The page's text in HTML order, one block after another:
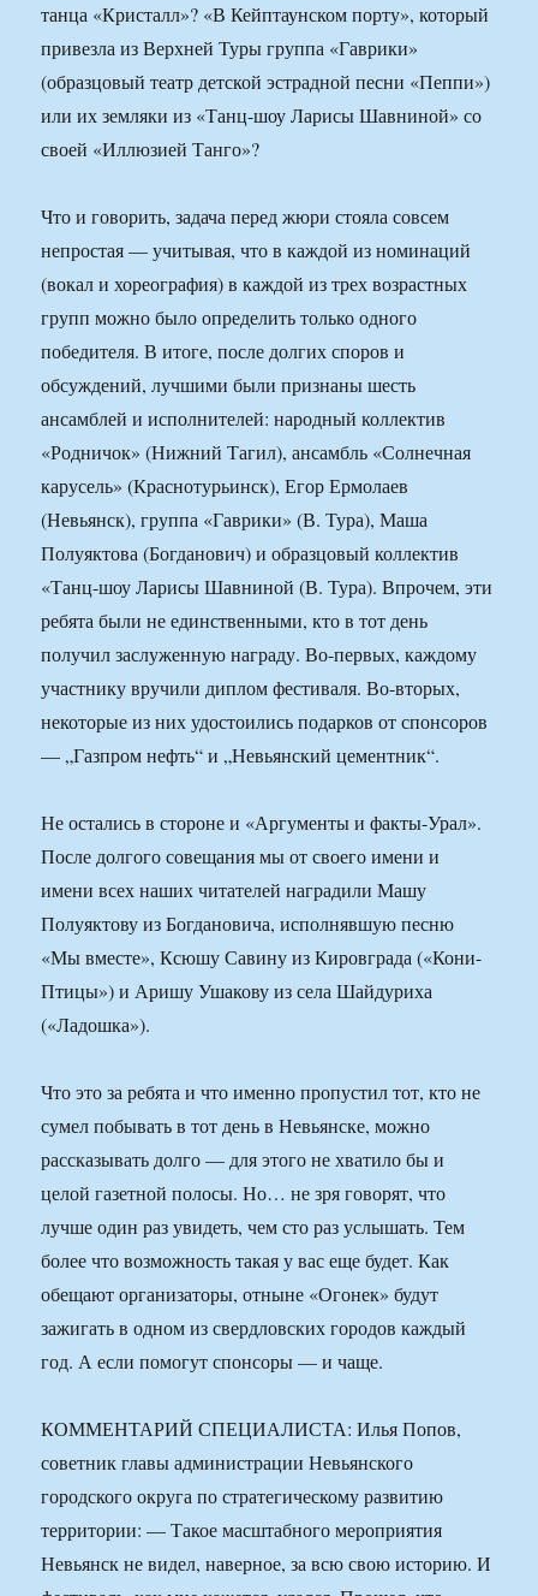
танца «Кристалл»? «В Кейптаунском порту», который
привезла из Верхней Туры группа «Гаврики»
(образцовый театр детской эстрадной песни «Пеппи»)
или их земляки из «Танц-шоу Ларисы Шавниной» со
своей «Иллюзией Танго»?
Что и говорить, задача перед жюри стояла совсем
непростая — учитывая, что в каждой из номинаций
(вокал и хореография) в каждой из трех возрастных
групп можно было определить только одного
победителя. В итоге, после долгих споров и
обсуждений, лучшими были признаны шесть
ансамблей и исполнителей: народный коллектив
«Родничок» (Нижний Тагил), ансамбль «Солнечная
карусель» (Краснотурьинск), Егор Ермолаев
(Невьянск), группа «Гаврики» (В. Тура), Маша
Полуяктова (Богданович) и образцовый коллектив
«Танц-шоу Ларисы Шавниной (В. Тура). Впрочем, эти
ребята были не единственными, кто в тот день
получил заслуженную награду. Во-первых, каждому
участнику вручили диплом фестиваля. Во-вторых,
некоторые из них удостоились подарков от спонсоров
— „Газпром нефть“ и „Невьянский цементник“.
Не остались в стороне и «Аргументы и факты-Урал».
После долгого совещания мы от своего имени и
имени всех наших читателей наградили Машу
Полуяктову из Богдановича, исполнявшую песню
«Мы вместе», Ксюшу Савину из Кировграда («Кони-
Птицы») и Аришу Ушакову из села Шайдуриха
(«Ладошка»).
Что это за ребята и что именно пропустил тот, кто не
сумел побывать в тот день в Невьянске, можно
рассказывать долго — для этого не хватило бы и
целой газетной полосы. Но… не зря говорят, что
лучше один раз увидеть, чем сто раз услышать. Тем
более что возможность такая у вас еще будет. Как
обещают организаторы, отныне «Огонек» будут
зажигать в одном из свердловских городов каждый
год. А если помогут спонсоры — и чаще.
КОММЕНТАРИЙ СПЕЦИАЛИСТА: Илья Попов,
советник главы администрации Невьянского
городского округа по стратегическому развитию
территории: — Такое масштабного мероприятия
Невьянск не видел, наверное, за всю свою историю. И